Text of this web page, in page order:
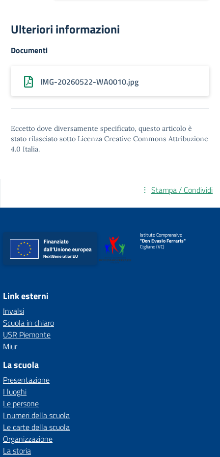
Ulteriori informazioni
Documenti
IMG-20260522-WA0010.jpg
Eccetto dove diversamente specificato, questo articolo è
stato rilasciato sotto Licenza Creative Commons Attribuzione
4.0 Italia.
Stampa / Condividi
Istituto Comprensivo
"Don Evasio Ferraris"
Cigliano (VC)
Link esterni
Invalsi
Scuola in chiaro
USR Piemonte
Miur
La scuola
Presentazione
I luoghi
Le persone
I numeri della scuola
Le carte della scuola
Organizzazione
La storia